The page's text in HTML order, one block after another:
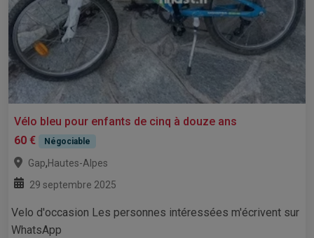
Vélo bleu pour enfants de cinq à douze ans
60 €
Négociable
Gap,Hautes-Alpes
29 septembre 2025
Velo d'occasion Les personnes intéressées m'écrivent sur
WhatsApp